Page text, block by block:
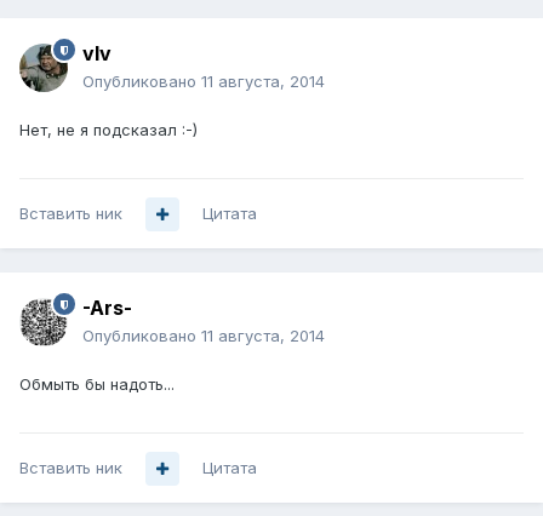
vIv
Опубликовано 11 августа, 2014
Нет, не я подсказал :-)
Вставить ник Цитата
-Ars-
Опубликовано 11 августа, 2014
Обмыть бы надоть...
Вставить ник Цитата